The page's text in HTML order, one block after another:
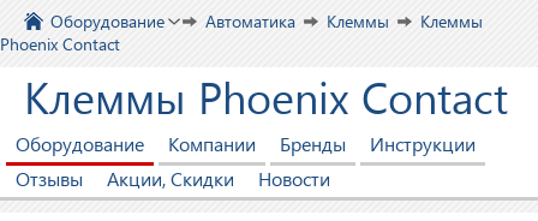
Оборудование Автоматика Клеммы
Клеммы
Phoenix Contact
Клеммы Phoenix Contact
Оборудование Компании Бренды
Инструкции
Отзывы
Акции, Скидки Новости